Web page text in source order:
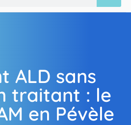
ALD sans
traitant : le
en Pévèle